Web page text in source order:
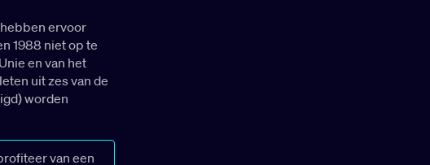
ervoor
1988 niet op te
en van het
uit zes van de
worden
van een